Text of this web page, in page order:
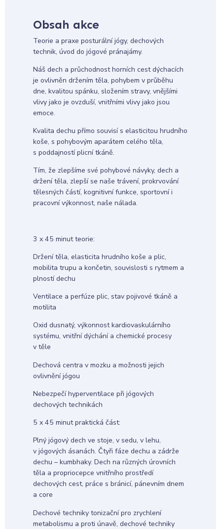
Obsah akce
Teorie a praxe posturální jógy, dechových
technik, úvod do jógové pránajámy.
Náš dech a průchodnost horních cest dýchacích
je ovlivněn držením těla, pohybem v průběhu
dne, kvalitou spánku, složením stravy, vnějšími
vlivy jako je ovzduší, vnitřními vlivy jako jsou
emoce.
Kvalita dechu přímo souvisí s elasticitou hrudního
koše, s pohybovým aparátem celého těla,
s poddajností plicní tkáně.
Tím, že zlepšíme své pohybové návyky, dech a
držení těla, zlepší se naše trávení, prokrvování
tělesných částí, kognitivní funkce, sportovní i
pracovní výkonnost, naše nálada.
3 x 45 minut teorie:
Držení těla, elasticita hrudního koše a plic,
mobilita trupu a končetin, souvislosti s rytmem a
plností dechu
Ventilace a perfúze plic, stav pojivové tkáně a
motilita
Oxid dusnatý, výkonnost kardiovaskulárního
systému, vnitřní dýchání a chemické procesy
v těle
Dechová centra v mozku a možnosti jejich
ovlivnění jógou
Nebezpečí hyperventilace při jógových
dechových technikách
5 x 45 minut praktická část:
Plný jógový dech ve stoje, v sedu, v lehu,
v jógových ásanách. Čtyři fáze dechu a zádrže
dechu – kumbhaky. Dech na různých úrovních
těla a propriocepce vnitřního prostředí
dechových cest, práce s bránicí, pánevním dnem
a core
Dechové techniky tonizační pro zrychlení
metabolismu a proti únavě, dechové techniky